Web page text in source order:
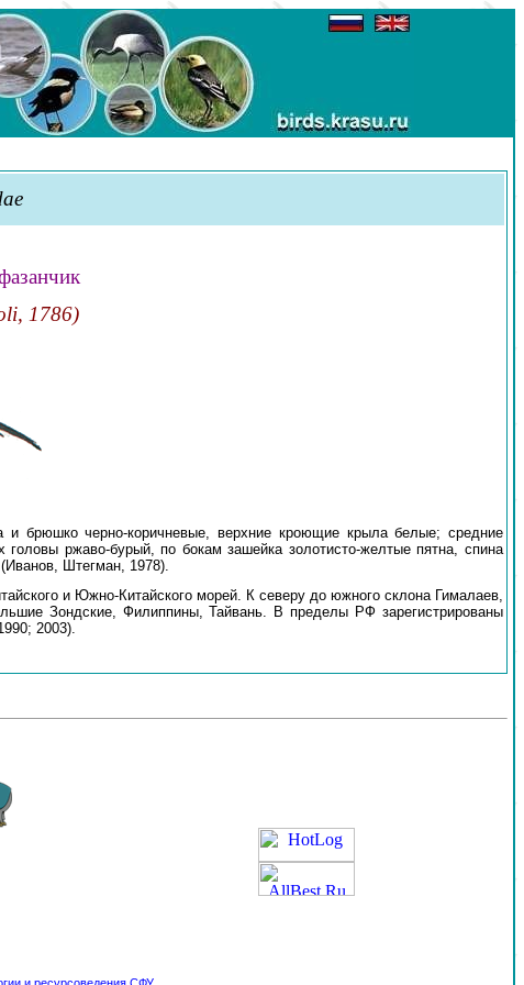
1786)
и брюшко черно-коричневые, верхние кроющие крыла белые; средние
ржаво-бурый, по бокам зашейка золотисто-желтые пятна, спина
Штегман, 1978).
и Южно-Китайского морей. К северу до южного склона Гималаев,
Зондские, Филиппины, Тайвань. В пределы РФ зарегистрированы
2003).